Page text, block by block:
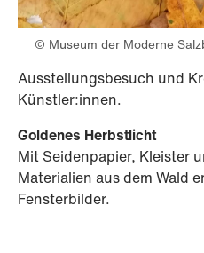
© Museum der Moderne
Ausstellungsbesuch und
Künstler:innen.
Goldenes Herbstlicht
Mit Seidenpapier, Kleister
Materialien aus dem Wald
Fensterbilder.